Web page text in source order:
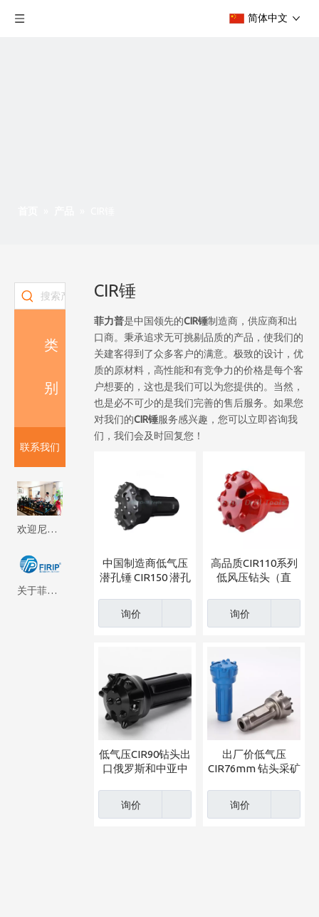
简体中文
类
别
联系我们
欢迎尼泊尔客户来我厂参观考察 Firip Mining And Machinery Co., Ltd
关于菲瑞普
CIR锤
菲力普是中国领先的CIR锤制造商，供应商和出
口商。秉承追求无可挑剔品质的产品，使我们的
关建客得到了众多客户的满意。极致的设计，优
质的原材料，高性能和有竞争力的价格是每个客
户想要的，这也是我们可以为您提供的。当然，
也是必不可少的是我们完善的售后服务。如果您
对我们的CIR锤服务感兴趣，您可以立即咨询我
们，我们会及时回复您！
中国制造商低气压
潜孔锤 CIR150 潜孔
询价
高品质CIR110系列
低风压钻头（直
询价
低气压CIR90钻头出
口俄罗斯和中亚中
询价
出厂价低气压
CIR76mm 钻头采矿
询价